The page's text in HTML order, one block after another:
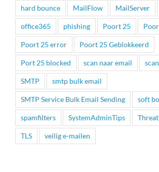
hard bounce MailFlow MailServer
office365 phishing Poort 25
Poort 25 error Poort 25 Geblokkeerd
Port 25 blocked scan naar email
SMTP smtp bulk email
SMTP Service Bulk Email Sending soft
spamfilters SystemAdminTips
TLS veilig e-mailen